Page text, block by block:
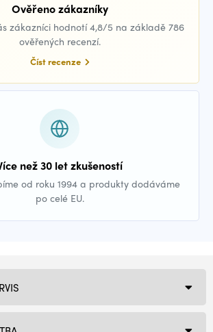
Ověřeno zákazníky
zákazníci hodnotí 4,8/5 na základě 786
ověřených recenzí.
Číst recenze
než 30 let zkušeností
od roku 1994 a produkty dodáváme
po celé EU.